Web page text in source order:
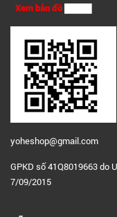
Xem bản đồ
yoheshop@gmail.com
GPKD số 41Q8019663 do
7/09/2015